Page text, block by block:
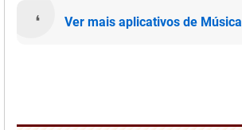
Ver mais aplicativos de Música